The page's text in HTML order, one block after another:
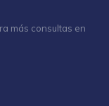
más consultas en